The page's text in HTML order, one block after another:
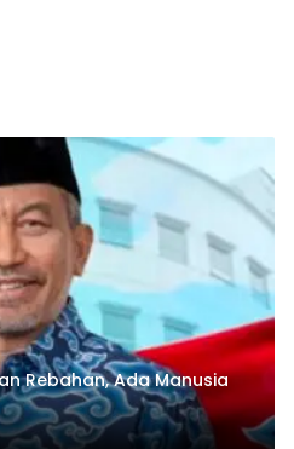
Rebahan, Ada Manusia